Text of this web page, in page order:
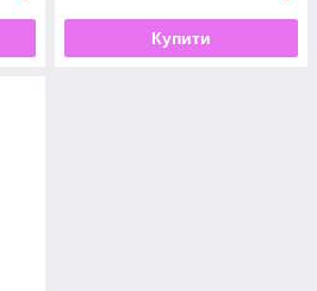
Купити